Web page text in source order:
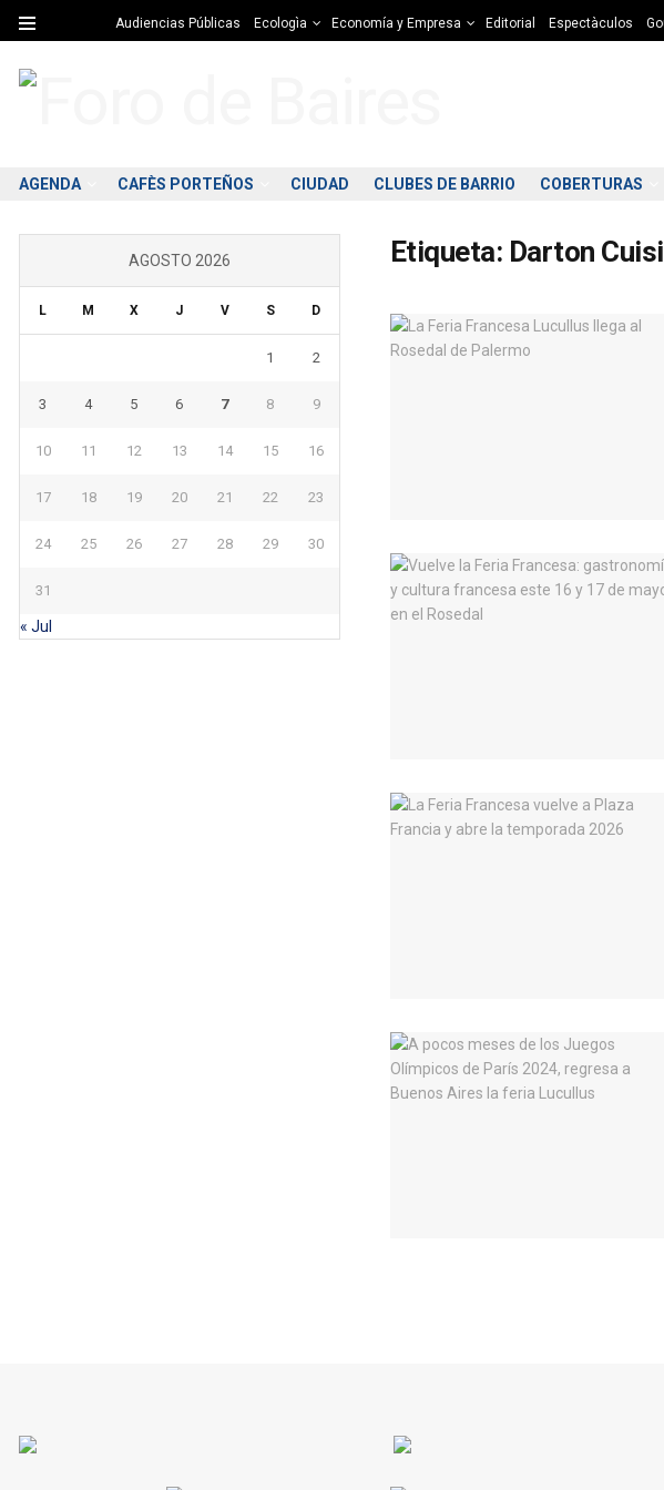
Audiencias Públicas Ecologìa Economía y Empresa Editorial Espectàculos
AGENDA CAFÈS PORTEÑOS CIUDAD CLUBES DE BARRIO COBERTURAS
Etiqueta: Darton
AGOSTO 2026
L M X J V S D
1 2
3 4 5 6 7 8 9
10 11 12 13 14 15 16
17 18 19 20 21 22 23
24 25 26 27 28 29 30
31
« Jul